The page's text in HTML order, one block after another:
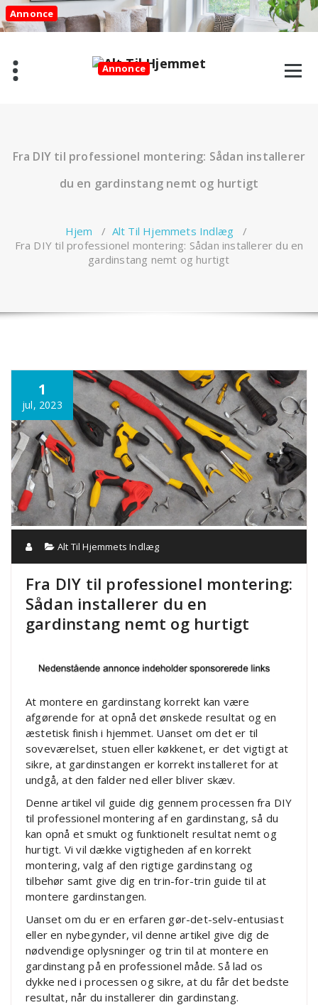
Videre
til
indhold
Annonce
Annonce
Fra DIY til professionel montering: Sådan installerer
du en gardinstang nemt og hurtigt
Hjem / Alt Til Hjemmets Indlæg /
Fra DIY til professionel montering: Sådan installerer du en
gardinstang nemt og hurtigt
1
jul, 2023
Annonce
Alt Til Hjemmets Indlæg
Fra DIY til professionel montering:
Sådan installerer du en
gardinstang nemt og hurtigt
At montere en gardinstang korrekt kan være
afgørende for at opnå det ønskede resultat og en
æstetisk finish i hjemmet. Uanset om det er til
soveværelset, stuen eller køkkenet, er det vigtigt at
sikre, at gardinstangen er korrekt installeret for at
undgå, at den falder ned eller bliver skæv.
Denne artikel vil guide dig gennem processen fra DIY
til professionel montering af en gardinstang, så du
kan opnå et smukt og funktionelt resultat nemt og
hurtigt. Vi vil dække vigtigheden af en korrekt
montering, valg af den rigtige gardinstang og
tilbehør samt give dig en trin-for-trin guide til at
montere gardinstangen.
Uanset om du er en erfaren gør-det-selv-entusiast
eller en nybegynder, vil denne artikel give dig de
nødvendige oplysninger og trin til at montere en
gardinstang på en professionel måde. Så lad os
dykke ned i processen og sikre, at du får det bedste
resultat, når du installerer din gardinstang.